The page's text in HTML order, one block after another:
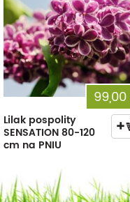
99,00
Lilak pospolity
SENSATION 80-120
cm na PNIU